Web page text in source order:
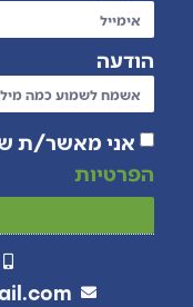
הודעה
אני מאשר/ת
הפרטיות